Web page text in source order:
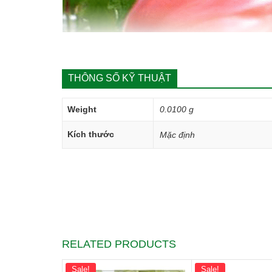
THÔNG SỐ KỸ THUẬT
Weight 0.0100 g
Kích thước Mặc định
RELATED PRODUCTS
Sale! Sale!